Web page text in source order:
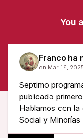
You
Franco ha
Septimo
publicado
Hablamos con
Social y Minorías